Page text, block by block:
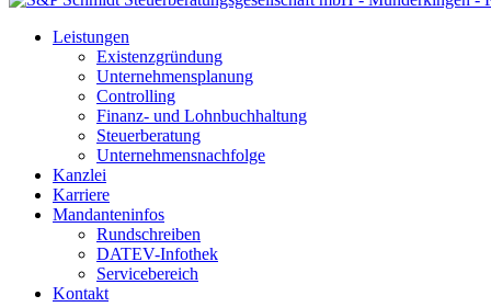
Menu
Leistungen
Existenzgründung
Unternehmensplanung
Controlling
Finanz- und Lohnbuchhaltung
Steuerberatung
Unternehmensnachfolge
Kanzlei
Karriere
Mandanteninfos
Rundschreiben
DATEV-Infothek
Servicebereich
Kontakt